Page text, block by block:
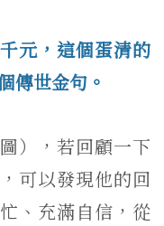
元，這個蛋清的
傳世金句。
），若回顧一下
可以發現他的回
、充滿自信，從